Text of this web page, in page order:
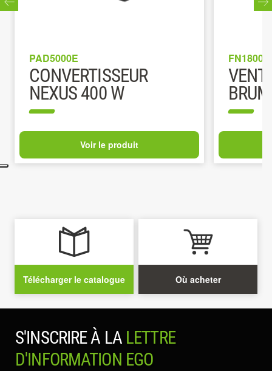
PAD5000E
CONVERTISSEUR
NEXUS 400 W
Voir le produit
FN1800E
Télécharger le catalogue Où acheter
S'INSCRIRE À LA LETTRE
D'INFORMATION EGO